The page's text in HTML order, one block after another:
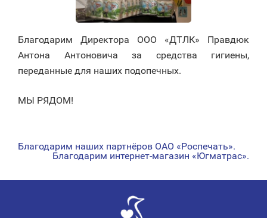
Благодарим Директора ООО «ДТЛК» Правдюк
Антона Антоновича за средства гигиены,
переданные для наших подопечных.
МЫ РЯДОМ!
НАВИГАЦИЯ
Благодарим наших партнёров ОАО «Роспечать».
Благодарим интернет-магазин «Югматрас».